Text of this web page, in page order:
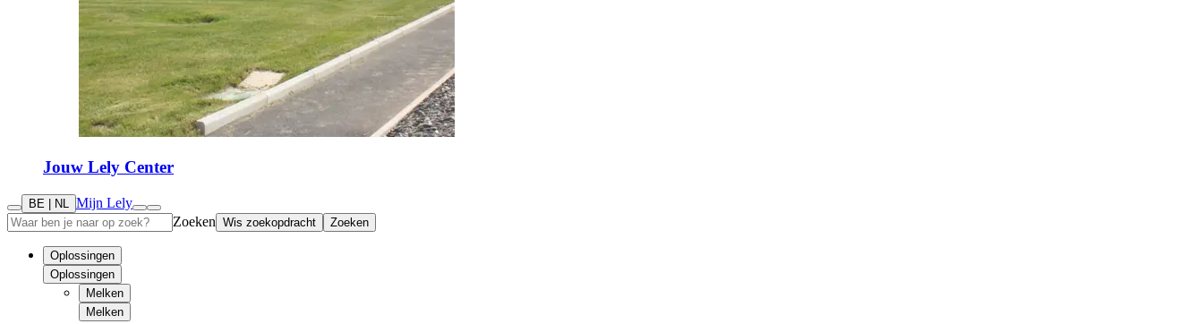
Jouw Lely Center
BE | NL
Mijn Lely
Zoeken Wis zoekopdracht Zoeken
Oplossingen
Oplossingen
Melken
Melken